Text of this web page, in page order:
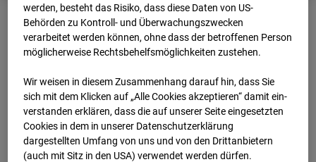
Home
Deutschland
BC-120 - BV W2 Campus BT 1-3
Archiv
2026
08:05
BC-120 - BV W2
Campus BT 1-3
werden, besteht das Risiko, dass diese Daten von US-
Behörden zu Kontroll- und Überwachungszwecken
verarbeitet werden können, ohne dass der betroffenen Person
möglicherweise Rechtsbehelfsmöglichkeiten zustehen.
Wir weisen in diesem Zusammenhang darauf hin, dass Sie
sich mit dem Klicken auf „Alle Cookies akzeptieren“ damit ein­
ver­standen erklären, dass die auf unserer Seite eingesetzten
Cookies in dem in unserer Datenschutzerklärung
dargestellten Umfang von uns und von den Drittanbietern
(auch mit Sitz in den USA) verwendet werden dürfen.